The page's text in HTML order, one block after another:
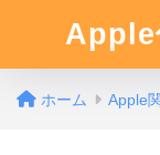
Apple
ホーム Apple